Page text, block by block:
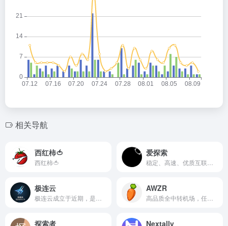
相关导航
西红柿🍅
西红柿🍅
爱探索
极连云 AWZR
探索者 Nextally